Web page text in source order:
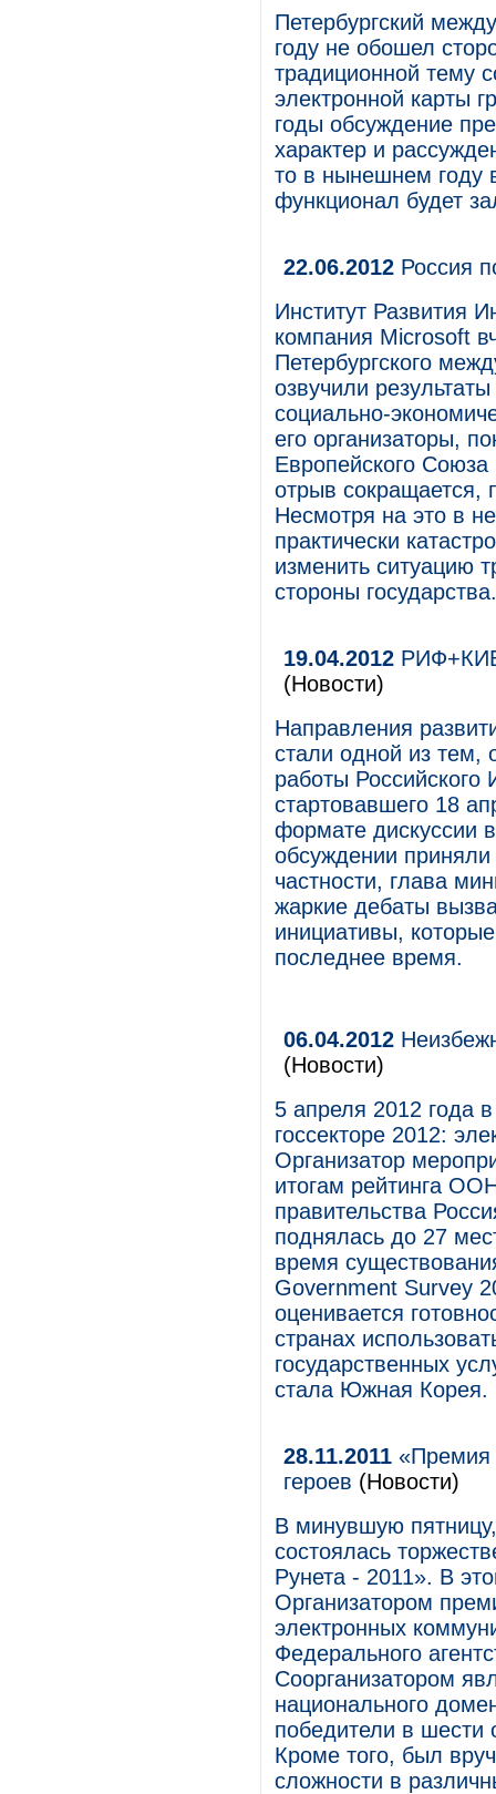
Петербургский
году не обошел
традиционной тему
электронной карты
годы обсуждение
характер и
то в нынешнем году
функционал будет
22.06.2012 Россия
Институт Развития
компания Microsoft
Петербургского
озвучили
социально-
его организаторы,
Европейского
отрыв
Несмотря на это в
практически
изменить ситуацию
стороны государства.
19.04.2012
(Новости)
Направления
стали одной из тем,
работы
стартовавшего 18
формате дискуссии
обсуждении
частности, глава
жаркие дебаты
инициативы,
последнее время.
06.04.2012
(Новости)
5 апреля 2012 года
госсекторе 2012:
Организатор
итогам рейтинга
правительства
поднялась до 27
время
Government Survey
оценивается
странах
государственных
стала Южная Корея.
28.11.2011 «Премия
героев (Новости)
В минувшую
состоялась
Рунета - 2011». В
Организатором
электронных
Федерального
Соорганизатором
национального
победители в шести
Кроме того, был
сложности в